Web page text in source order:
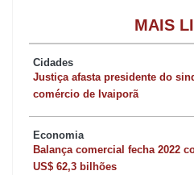
MAIS
Cidades
Justiça afasta presidente do
comércio de Ivaiporã
Economia
Balança comercial fecha 2022
US$ 62,3 bilhões